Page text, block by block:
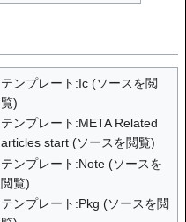
テンプレート:Ic(ソースを閲
覧)
テンプレート:META Related
articles start(ソースを閲覧)
テンプレート:Note(ソースを
閲覧)
テンプレート:Pkg (ソースを閲